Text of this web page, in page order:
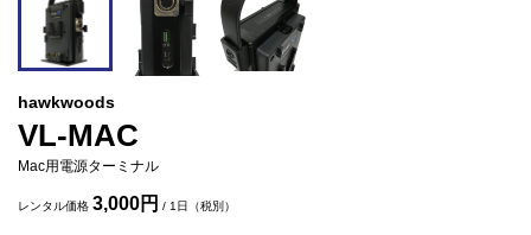
hawkwoods
VL-MAC
Mac用電源ターミナル
レンタル価格 3,000円 / 1日（税別）